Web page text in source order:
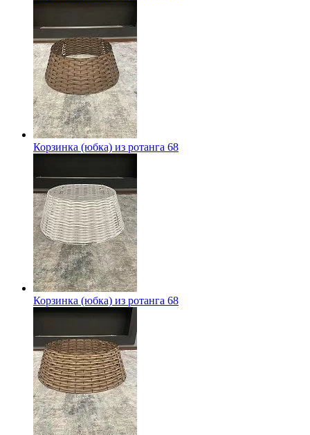
Корзинка (юбка) из ротанга 68
Корзинка (юбка) из ротанга 68